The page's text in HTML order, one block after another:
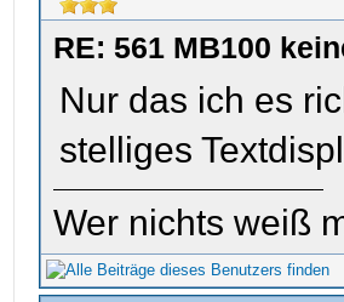
RE: 561 MB100
Nur das ich es
stelliges
Wer nichts weiß